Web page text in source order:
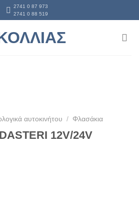
2741 0 87 973
2741 0 88 519
αυτοκινήτου / Φλασάκια
12V/24V